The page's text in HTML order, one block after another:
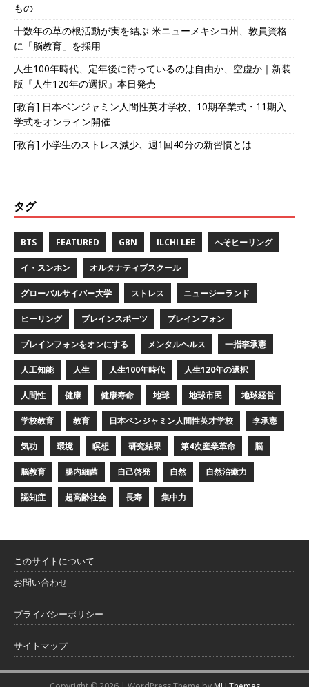
もの
十数年の草の根活動が実を結ぶ 米ニューメキシコ州、教員資格
に「脳教育」を採用
人生100年時代、定年後に待っているのは自由か、空虚か｜新装
版『人生120年の選択』本日発売
[教育] 日本ベンジャミン人間性英才学校、10期卒業式・11期入
学式をオンライン開催
[教育] 小学生のストレス減少、週1回40分の新習慣とは
タグ
BTS FEATURED GBN ILCHI LEE へそヒーリング
イ・スンホン オルタナティブスクール
グローバルサイバー大学 ストレス ニュージーランド
ヒーリング ブレインスポーツ ブレインフォン
ブレインフォンをオンにする メンタルヘルス 一指李承憲
人工知能 人生 人生100年時代 人生120年の選択
人間性 健康 健康寿命 地球 地球市民 地球経営
学校教育 教育 日本ベンジャミン人間性英才学校 李承憲
気功 環境 瞑想 研究結果 第4次産業革命 脳
脳教育 腸内細菌 自己啓発 自然 自然治癒力
認知症 超高齢社会 長寿 集中力
このサイトについて
お問い合わせ
プライバシーポリシー
サイトマップ